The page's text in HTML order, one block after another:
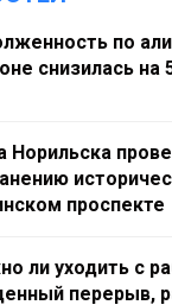
по
снизилась на
Норильска
проспекте
ли уходить с
перерыв,